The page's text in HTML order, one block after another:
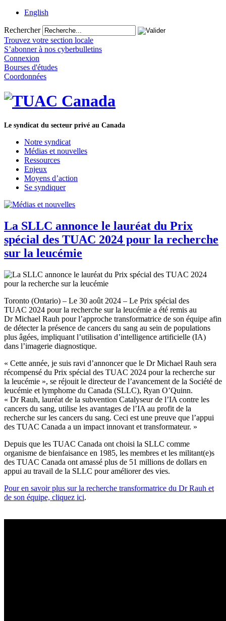
English
Rechercher
Trouvez votre section locale
S’abonner à nos cyberbulletins
Connexion
Bourses d'études
Coordonnées
Le syndicat du secteur privé au Canada
Notre syndicat
Médias et nouvelles
Ressources
Enjeux
Moyens d’action
Se syndiquer
La SLLC annonce le lauréat du Prix
spécial des TUAC 2024 pour la recherche
sur la leucémie
Toronto (Ontario) – Le 30 août 2024 – Le Prix spécial des
TUAC 2024 pour la recherche sur la leucémie a été remis au
Dr Michael Rauh pour l’approche transformatrice de son équipe afin
de détecter la présence de cancers du sang au sein de populations
plus âgées, impliquant l’utilisation d’intelligence artificielle (IA)
dans l’imagerie diagnostique.
« Cette année, je suis ravi d’annoncer que le Dr Michael Rauh sera
récompensé du Prix spécial des TUAC 2024 pour la recherche sur
la leucémie », se réjouit le directeur de l’avancement de la Société de
leucémie et lymphome du Canada (SLLC), Ryan O’Quinn.
« Dr Rauh, lauréat de la subvention Catalyseur de l’IA contre les
cancers du sang, utilise les avantages de l’IA au profit de la
recherche sur les cancers du sang. Ceci est une preuve que l’appui
des TUAC Canada a un impact innovant et transformateur. »
Depuis que les TUAC Canada ont choisi la SLLC comme
organisme de bienfaisance en 1985, les membres et les militant(e)s
des TUAC Canada ont amassé plus de 51 millions de dollars en
appui au travail de la SLLC pour améliorer des vies.
Pour en savoir plus sur la recherche transformatrice du Dr Rauh et
de son équipe, cliquez ici.